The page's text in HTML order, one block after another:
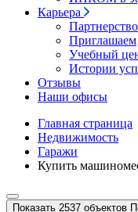
Карьера
Приглашаем
Учебный
Истории
Отзывы
Наши офисы
Главная страница
Недвижимость
Гаражи
Купить
Показать 2537 объектов